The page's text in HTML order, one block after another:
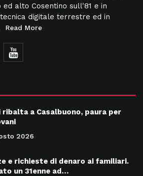
ed alto Cosentino sull'81 e in
digitale terrestre ed in
Read More
ribalta a Casalbuono, paura per
2026
e richieste di denaro ai familiari.
un 31enne ad…